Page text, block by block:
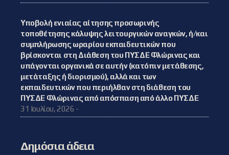
Υποβολή ενιαίας αίτησης προσωρινής
τοποθέτησης κάλυψης λειτουργικών αναγκών, ή/και
συμπλήρωσης ωραρίου εκπαιδευτικών που
βρίσκονται στη Διάθεση του ΠΥΣΔΕ Φλώρινας και
υπάγονται οργανικά σε αυτήν (κατόπιν μετάθεσης,
μετάταξης ή διορισμού), αλλά και των
εκπαιδευτικών που περιήλθαν στη διάθεση του
ΠΥΣΔΕ Φλώρινας από απόσπαση από άλλο ΠΥΣΔΕ
31 Ιουλίου, 2026 -
Δημόσια άδεια